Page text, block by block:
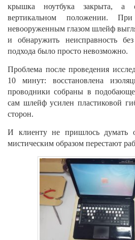
крышка ноутбука закрыта, а
вертикальном положении.
невооруженным глазом шлейф
и обнаружить неисправность
подхода было просто невозможно.
Проблема после проведения
10 минут: восстановлена
проводники собраны в
сам шлейф усилен пластиковой
сторон.
И клиенту не пришлось думать
мистическим образом перестают